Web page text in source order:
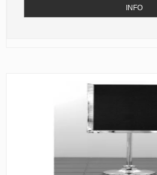
INFO